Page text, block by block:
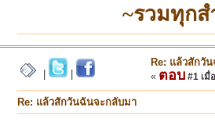
~รวมทุก
Re: แล้วสักวั
« ตอบ #1 เมื่
Re: แล้วสักวันฉันจะกลับมา